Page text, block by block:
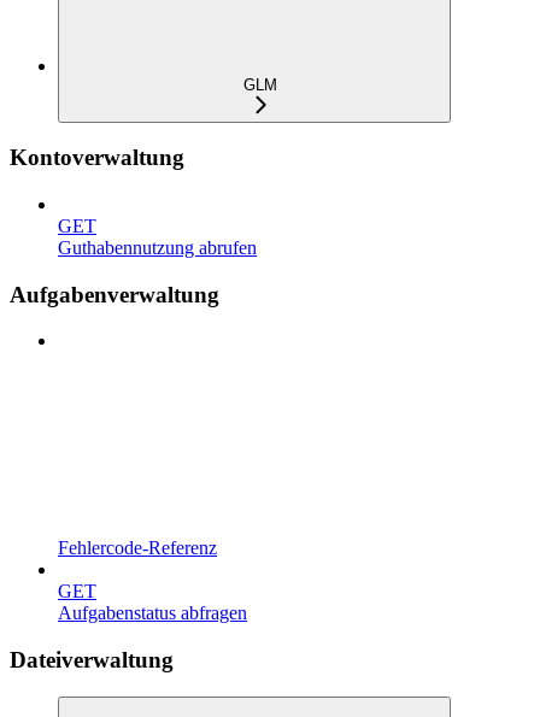
GLM
Kontoverwaltung
GET
Guthabennutzung abrufen
Aufgabenverwaltung
Fehlercode-Referenz
GET
Aufgabenstatus abfragen
Dateiverwaltung